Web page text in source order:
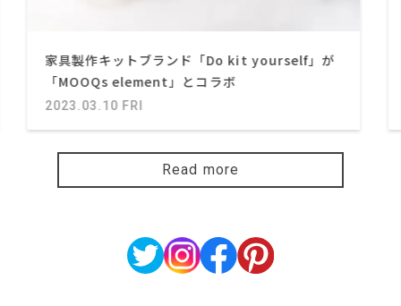
家具製作キットブランド「Do kit yourself」が
「MOOQs element」とコラボ
2023.03.10 FRI
Read more